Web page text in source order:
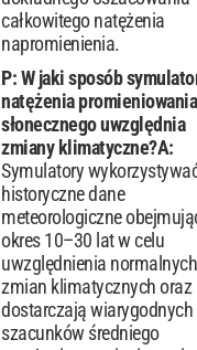
całkowitego natężenia
napromienienia.
P: W jaki sposób
natężenia promieniowania
słonecznego uwzględnia
zmiany klimatyczne?A:
Symulatory
historyczne dane
meteorologiczne
okres 10–30 lat w celu
uwzględnienia normalnych
zmian klimatycznych oraz
dostarczają wiarygodnych
szacunków średniego